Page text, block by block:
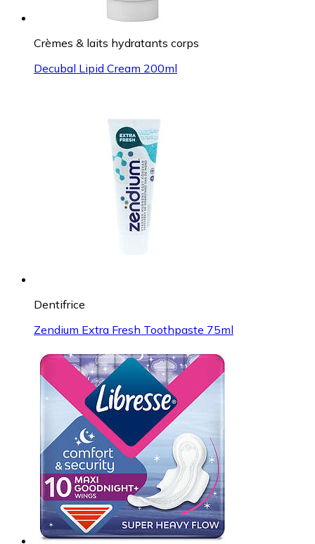
Crèmes & laits hydratants corps
Decubal Lipid Cream 200ml
Dentifrice
Zendium Extra Fresh Toothpaste 75ml